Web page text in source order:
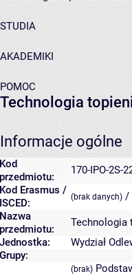
STUDIA
AKADEMIKI
POMOC
Technologia
Informacje ogólne
Kod
przedmiotu:
170-IPO-2S-
Kod Erasmus /
ISCED:
(brak danych) /
Nazwa
przedmiotu:
Technologia
Jednostka:
Wydział
Grupy:
(brak)